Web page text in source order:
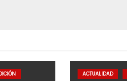
ACTUALIDAD